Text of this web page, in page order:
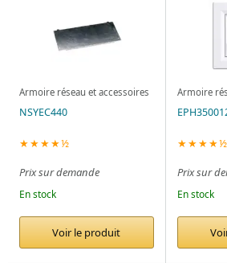
Armoire réseau et accessoires
NSYEC440
★★★★½
Prix sur demande
En stock
Voir le produit
Armoire
★★★★½
Prix sur
En stock